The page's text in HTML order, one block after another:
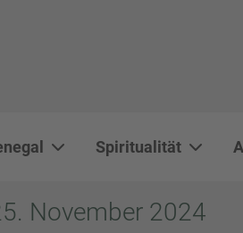
Spiritualität
WAL
November 2024